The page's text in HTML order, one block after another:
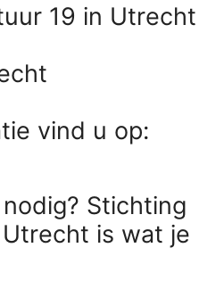
19 in Utrecht
vind u op:
Stichting
is wat je